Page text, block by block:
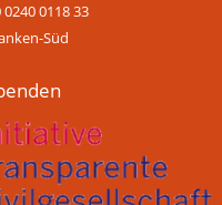
0240 0118 33
Süd